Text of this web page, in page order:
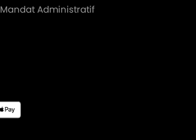
Mandat Administratif